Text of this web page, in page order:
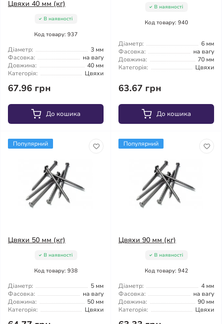
Цвяхи 40 мм (кг)
В наявності
Код товару: 937
Діаметр:
3 мм
Фасовка:
на вагу
Довжина:
40 мм
Категорія:
Цвяхи
67.96 грн
До кошика
В наявності
Код товару: 940
Діаметр:
6 мм
Фасовка:
на вагу
Довжина:
70 мм
Категорія:
Цвяхи
63.67 грн
До кошика
Популярний
Цвяхи 50 мм (кг)
В наявності
Код товару: 938
Діаметр:
5 мм
Фасовка:
на вагу
Довжина:
50 мм
Категорія:
Цвяхи
Популярний
Цвяхи 90 мм (кг)
В наявності
Код товару: 942
Діаметр:
4 мм
Фасовка:
на вагу
Довжина:
90 мм
Категорія:
Цвяхи